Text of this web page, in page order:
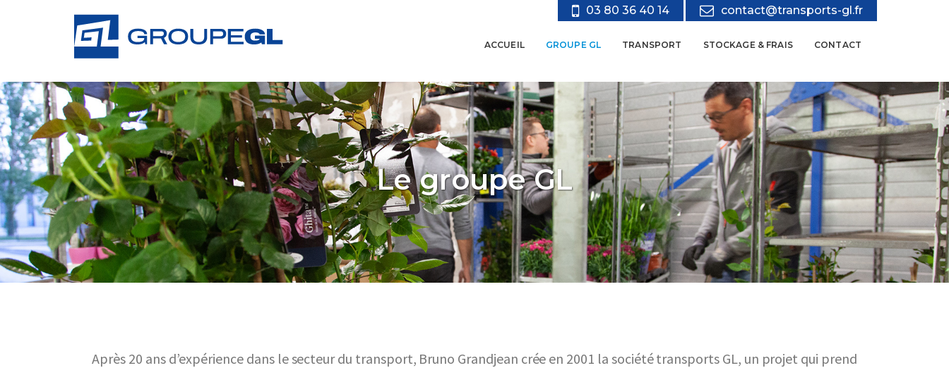
03 80 36 40 14 contact@transports-gl.fr
ACCUEIL GROUPE GL TRANSPORT STOCKAGE & FRAIS CONTACT
Le groupe GL
Après 20 ans d’expérience dans le secteur du transport, Bruno Grandjean crée en 2001 la société transports GL, un projet qui prend